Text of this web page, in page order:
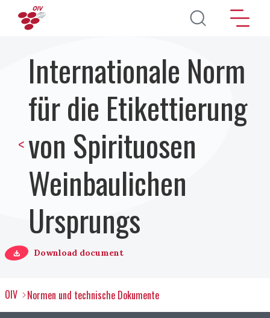
Direkt zum Inhalt
<
Internationale Norm
für die Etikettierung
von Spirituosen
Weinbaulichen
Ursprungs
Download document
OIV Normen und technische Dokumente